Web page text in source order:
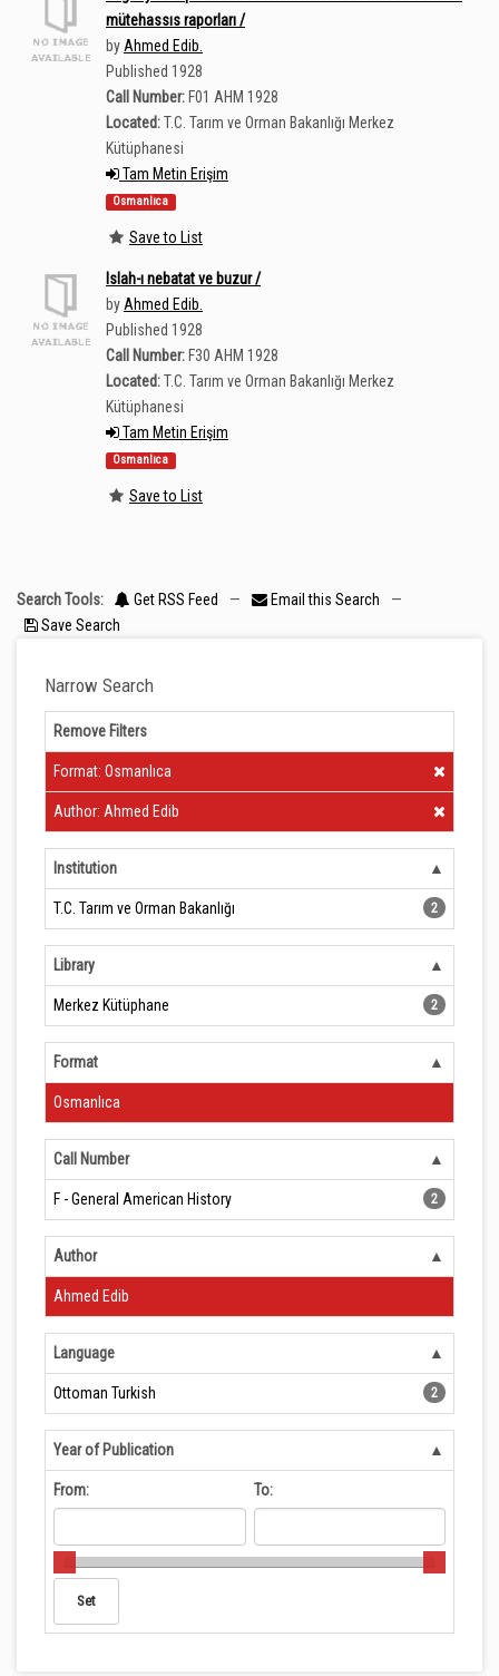
mütehassıs raporları /
by Ahmed Edib.
Published 1928
Call Number: F01 AHM 1928
Located:T.C. Tarım ve Orman Bakanlığı Merkez
Kütüphanesi
Tam Metin Erişim
Osmanlıca
Save to List
Islah-ı nebatat ve buzur /
by Ahmed Edib.
Published 1928
Call Number: F30 AHM 1928
Located:T.C. Tarım ve Orman Bakanlığı Merkez
Kütüphanesi
Tam Metin Erişim
Osmanlıca
Save to List
Search Tools: Get RSS Feed — Email this Search
—
Save Search
Narrow Search
Remove Filters
Clear Filter
Format: Osmanlıca
Clear Filter
Author: Ahmed Edib
Institution
T.C. Tarım ve Orman Bakanlığı 2
Library
Merkez Kütüphane 2
Format
Osmanlıca
Call Number
F - General American History 2
Author
Ahmed Edib
Language
Ottoman Turkish 2
Year of Publication
From: To: